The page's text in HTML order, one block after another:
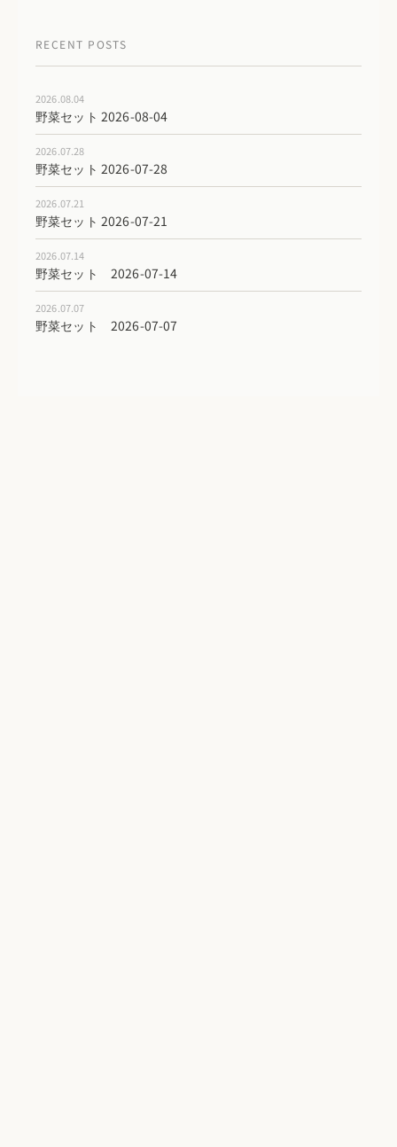
RECENT POSTS
2026.08.04
野菜セット 2026-08-04
2026.07.28
野菜セット 2026-07-28
2026.07.21
野菜セット 2026-07-21
2026.07.14
野菜セット 2026-07-14
2026.07.07
野菜セット 2026-07-07